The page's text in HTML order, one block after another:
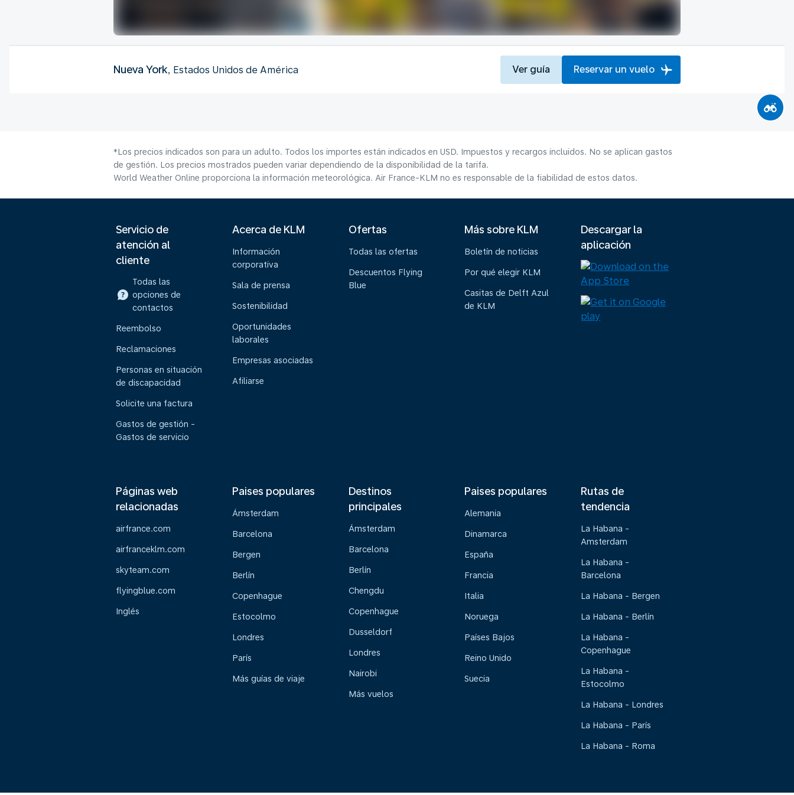
Nueva York, Estados Unidos de América Ver guía Reservar un vuelo
*Los precios indicados son para un adulto. Todos los importes están indicados en USD. Impuestos y recargos incluidos. No se aplican gastos
de gestión. Los precios mostrados pueden variar dependiendo de la disponibilidad de la tarifa.
World Weather Online proporciona la información meteorológica. Air France-KLM no es responsable de la fiabilidad de estos datos.
Servicio de
atención al
cliente
Todas las
opciones de
contactos
Reembolso
Reclamaciones
Personas en situación
de discapacidad
Solicite una factura
Gastos de gestión -
Gastos de servicio
Acerca de KLM
Información
corporativa
Sala de prensa
Sostenibilidad
Oportunidades
laborales
Empresas asociadas
Afiliarse
Ofertas
Todas las ofertas
Descuentos Flying
Blue
Más sobre KLM
Boletín de noticias
Por qué elegir KLM
Casitas de Delft Azul
de KLM
Descargar la
aplicación
Páginas web
relacionadas
airfrance.com
airfranceklm.com
skyteam.com
flyingblue.com
Inglés
Paises populares
Ámsterdam
Barcelona
Bergen
Berlín
Copenhague
Estocolmo
Londres
París
Más guías de viaje
Destinos
principales
Ámsterdam
Barcelona
Berlín
Chengdu
Copenhague
Dusseldorf
Londres
Nairobi
Más vuelos
Paises populares
Alemania
Dinamarca
España
Francia
Italia
Noruega
Países Bajos
Reino Unido
Suecia
Rutas de
tendencia
La Habana -
Amsterdam
La Habana -
Barcelona
La Habana - Bergen
La Habana - Berlín
La Habana -
Copenhague
La Habana -
Estocolmo
La Habana - Londres
La Habana - París
La Habana - Roma